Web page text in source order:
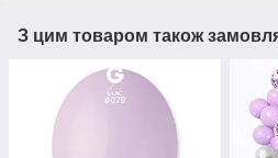
З цим товаром також